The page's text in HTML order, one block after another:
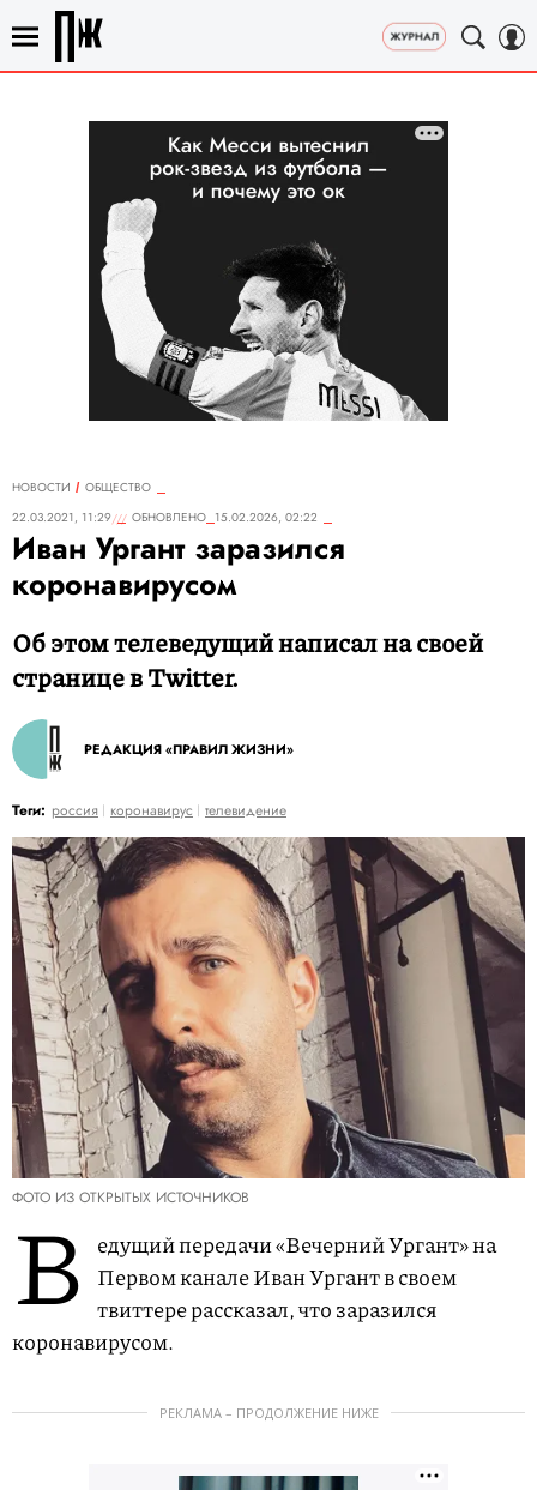
НОВОСТИ
ОБЩЕСТВО
22.03.2021, 11:29
ОБНОВЛЕНО 15.02.2026, 02:22
Иван Ургант заразился
коронавирусом
Об этом телеведущий написал на своей
странице в Twitter.
РЕДАКЦИЯ «ПРАВИЛ ЖИЗНИ»
Теги: россия коронавирус телевидение
ФОТО ИЗ ОТКРЫТЫХ ИСТОЧНИКОВ
В
едущий передачи «Вечерний Ургант» на
Первом канале Иван Ургант в своем
твиттере рассказал, что заразился
коронавирусом.
РЕКЛАМА – ПРОДОЛЖЕНИЕ НИЖЕ